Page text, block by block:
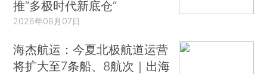
推“多极时代新底仓”
2026年08月07日
海杰航运：今夏北极航道运营
将扩大至7条船、8航次｜出海